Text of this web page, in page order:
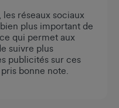
réseaux sociaux
plus important de
qui permet aux
suivre plus
publicités sur ces
bonne note.